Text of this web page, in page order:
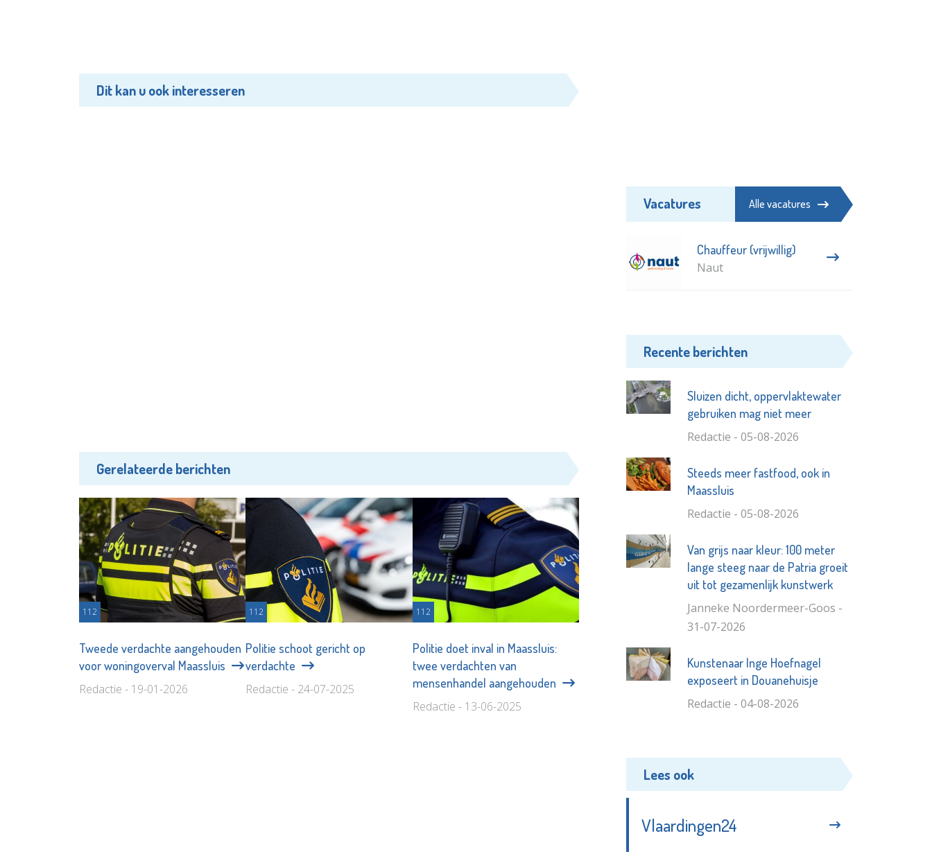
Dit kan u ook interesseren
Gerelateerde berichten
112
Tweede verdachte aangehouden
voor woningoverval Maassluis
Redactie - 19-01-2026
112
Politie schoot gericht op
verdachte
Redactie - 24-07-2025
112
Politie doet inval in Maassluis:
twee verdachten van
mensenhandel aangehouden
Redactie - 13-06-2025
Vacatures Alle vacatures
Chauffeur (vrijwillig)
Naut
Recente berichten
Sluizen dicht, oppervlaktewater
gebruiken mag niet meer
Redactie - 05-08-2026
Steeds meer fastfood, ook in
Maassluis
Redactie - 05-08-2026
Van grijs naar kleur: 100 meter
lange steeg naar de Patria groeit
uit tot gezamenlijk kunstwerk
Janneke Noordermeer-Goos -
31-07-2026
Kunstenaar Inge Hoefnagel
exposeert in Douanehuisje
Redactie - 04-08-2026
Lees ook
Vlaardingen24